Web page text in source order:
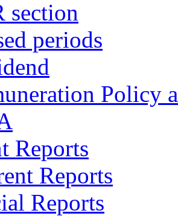
section
periods
Policy
Reports
Reports
Reports